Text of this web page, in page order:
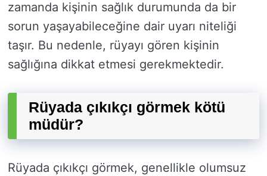
zamanda kişinin sağlık durumunda da bir
sorun yaşayabileceğine dair uyarı niteliği
taşır. Bu nedenle, rüyayı gören kişinin
sağlığına dikkat etmesi gerekmektedir.
Rüyada çıkıkçı görmek kötü
müdür?
Rüyada çıkıkçı görmek, genellikle olumsuz